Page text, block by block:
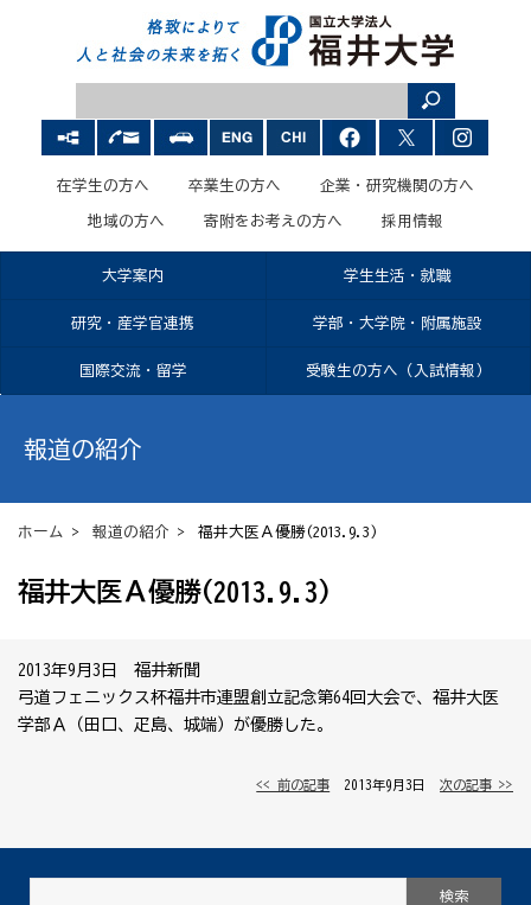
在学生の方へ 卒業生の方へ 企業・研究機関の方へ
地域の方へ 寄附をお考えの方へ 採用情報
大学案内 学生生活・就職
研究・産学官連携 学部・大学院・附属施設
国際交流・留学 受験生の方へ（入試情報）
報道の紹介
ホーム > 報道の紹介 > 福井大医Ａ優勝(2013.9.3)
福井大医Ａ優勝(2013.9.3)
2013年9月3日 福井新聞
弓道フェニックス杯福井市連盟創立記念第64回大会で、福井大医
学部Ａ（田口、疋島、城端）が優勝した。
<< 前の記事 │ 2013年9月3日 │次の記事 >>